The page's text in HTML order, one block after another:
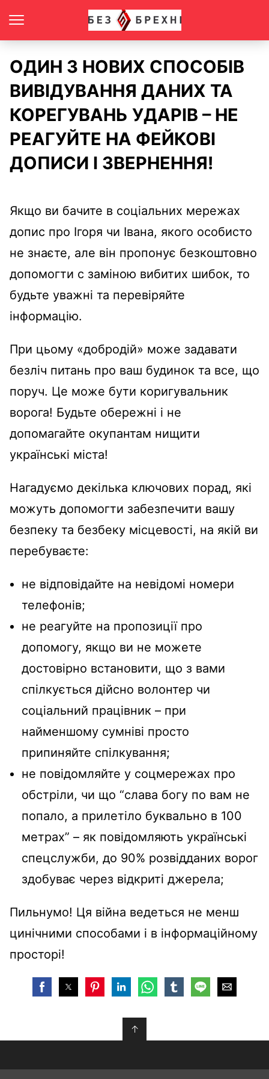
ОДИН З НОВИХ СПОСОБІВ
ВИВІДУВАННЯ ДАНИХ ТА
КОРЕГУВАНЬ УДАРІВ – НЕ
РЕАГУЙТЕ НА ФЕЙКОВІ
ДОПИСИ І ЗВЕРНЕННЯ!
Якщо ви бачите в соціальних мережах
допис про Ігоря чи Івана, якого особисто
не знаєте, але він пропонує безкоштовно
допомогти с заміною вибитих шибок, то
будьте уважні та перевіряйте
інформацію.
При цьому «добродій»‎ може задавати
безліч питань про ваш будинок та все, що
поруч. Це може бути коригувальник
ворога! Будьте обережні і не
допомагайте окупантам нищити
українські міста!
Нагадуємо декілька ключових порад, які
можуть допомогти забезпечити вашу
безпеку та безбеку місцевості, на якій ви
перебуваєте:
не відповідайте на невідомі номери
телефонів;
не реагуйте на пропозиції про
допомогу, якщо ви не можете
достовірно встановити, що з вами
спілкується дійсно волонтер чи
соціальний працівник – при
найменшому сумніві просто
припиняйте спілкування;
не повідомляйте у соцмережах про
обстріли, чи що “слава богу по вам не
попало, а прилетіло буквально в 100
метрах” – як повідомляють українські
спецслужби, до 90% розвідданих ворог
здобуває через відкриті джерела;
Пильнумо! Ця війна ведеться не менш
цинічними способами і в інформаційному
просторі!
↑